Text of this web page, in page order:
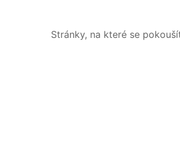
Stránky, na které se